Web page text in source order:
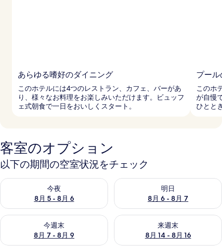
あらゆる嗜好のダイニング
このホテルには4つのレストラン、カフェ、バーがあ
り、様々なお料理をお楽しみいただけます。ビュッフ
ェ式朝食で一日をおいしくスタート。
プー
このホ
が自慢
ひとと
客室のオプション
以下の期間の空室状況をチェック
今夜
8月 5 - 8月 6
今夜 8月 5 - 8月 6 の空室状況をチェック
明日
8月 6 - 8月 7
明日 8月 6 - 8月 7 の空室状況
今週末
8月 7 - 8月 9
今週末 8月 7 - 8月 9 の空室状況をチェック
来週末
8月 14 - 8月 16
来週末 8月 14 - 8月 16 の空室